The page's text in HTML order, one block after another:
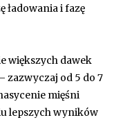
ładowania i fazę
większych dawek
zazwyczaj od 5 do 7
mięśni
lepszych wyników